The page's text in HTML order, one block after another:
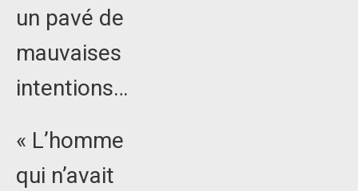
un pavé de
mauvaises
intentions…
« L’homme
qui n’avait